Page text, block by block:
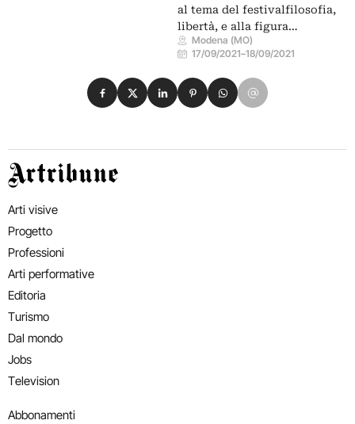
al tema del festivalfilosofia,
libertà, e alla figura…
Modena (MO)
17/09/2021–18/09/2021
Condividi su Facebook
Condividi su X
Condividi su LinkedIn
Condividi su Pinterest
Condividi su WhatsApp
Condividi su Email
Artribune
Arti visive
Progetto
Professioni
Arti performative
Editoria
Turismo
Dal mondo
Jobs
Television
Abbonamenti